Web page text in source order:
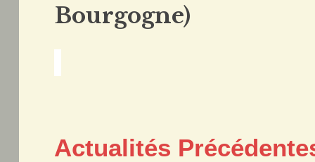
Bourgogne)
Actualités